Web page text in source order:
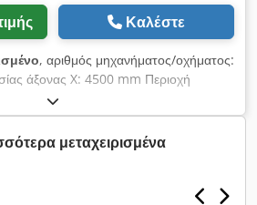
Καλέστε
, αριθμός μηχανήματος/οχήματος:
άξονας X: 4500 mm Περιοχή
mm Επίπεδο εργασίας: Με βάσεις
κύριας ατράκτου: 15 kW Αριθμός
άξονες Αριθμός ατράκτων διάτρησης:
Uef Αριθμός θέσεων εργαλείων: 37
μεταχειρισμένα